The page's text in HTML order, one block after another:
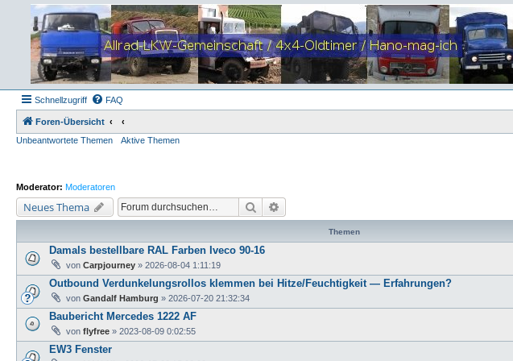
Schnellzugriff FAQ
Foren-Übersicht
Unbeantwortete Themen
Aktive Themen
Moderator: Moderatoren
Neues Thema Suche
Themen
Damals bestellbare RAL Farben Iveco 90-16
von Carpjourney » 2026-08-04 1:11:19
Outbound Verdunkelungsrollos klemmen bei Hitze/Feuchtigkeit — Erfahrungen?
von Gandalf Hamburg » 2026-07-20 21:32:34
Baubericht Mercedes 1222 AF
von flyfree » 2023-08-09 0:02:55
EW3 Fenster